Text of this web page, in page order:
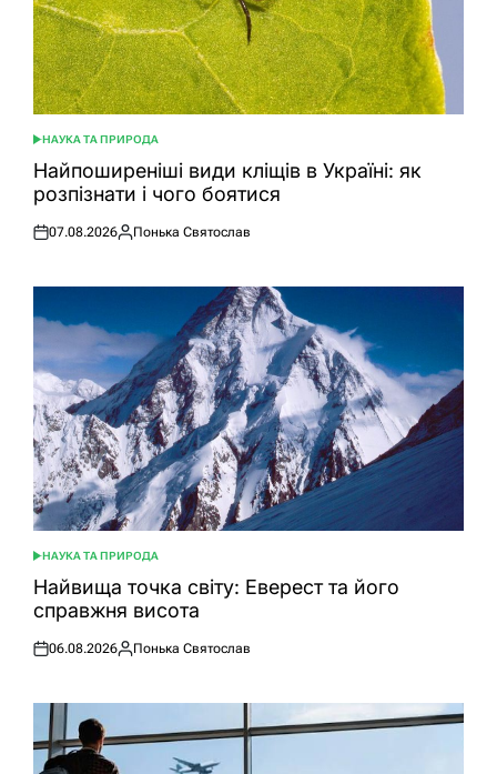
ОПУБЛІКУВАТИ
У
НАУКА ТА ПРИРОДА
Найпоширеніші види кліщів в Україні: як
розпізнати і чого боятися
Оприлюднено
07.08.2026
Опубліковано
Понька Святослав
ОПУБЛІКУВАТИ
У
НАУКА ТА ПРИРОДА
Найвища точка світу: Еверест та його
справжня висота
Оприлюднено
06.08.2026
Опубліковано
Понька Святослав